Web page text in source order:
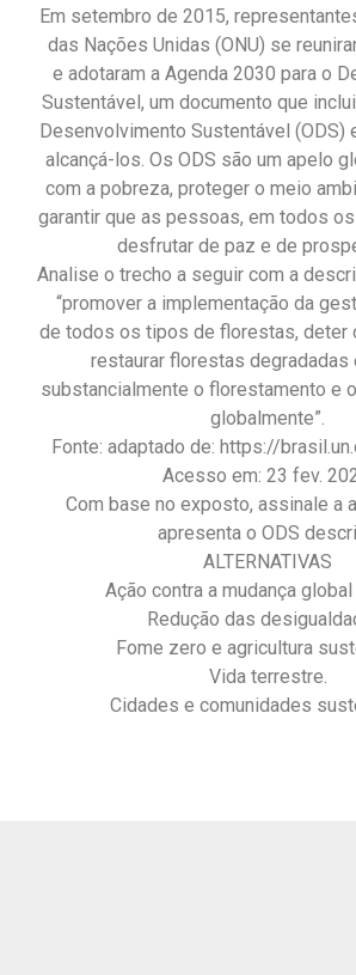
Em setembro de 2015,
das Nações Unidas (ONU) se
e adotaram a Agenda 2030 para o
Sustentável, um documento que
Desenvolvimento Sustentável (ODS)
alcançá-los. Os ODS são um apelo
com a pobreza, proteger o meio
garantir que as pessoas, em todos
desfrutar de paz e de
Analise o trecho a seguir com a
“promover a implementação da
de todos os tipos de florestas, deter
restaurar florestas degradadas
substancialmente o florestamento e
globalmente”.
Fonte: adaptado de: https://
Acesso em: 23 fev.
Com base no exposto, assinale a
apresenta o ODS
ALTERNATIVAS
Ação contra a mudança global
Redução das
Fome zero e agricultura
Vida terrestre.
Cidades e comunidades